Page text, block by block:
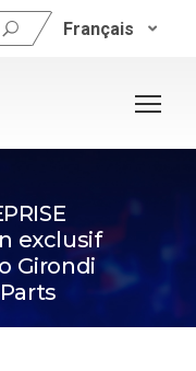
Français
exclusif
Girondi